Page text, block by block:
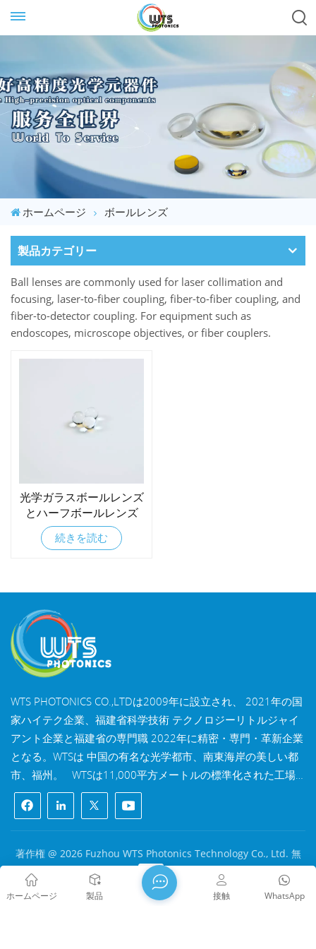
ホームページ ボールレンズ
製品カテゴリー
Ball lenses are commonly used for laser collimation and
focusing, laser-to-fiber coupling, fiber-to-fiber coupling, and
fiber-to-detector coupling. For equipment such as
endoscopes, microscope objectives, or fiber couplers.
光学ガラスボールレンズ
とハーフボールレンズ
続きを読む
WTS PHOTONICS CO.,LTDは2009年に設立され、 2021年の国
家ハイテク企業、福建省科学技術 テクノロジーリトルジャイ
アント企業と福建省の専門職 2022年に精密・専門・革新企業
となる。WTSは 中国の有名な光学都市、南東海岸の美しい都
市、福州。 WTSは11,000平方メートルの標準化された工場
棟を所有しており、 熟練した技術スタッフと完全な光学処理
システムを備え、 コーティングシステム、組立システム、品
質管理システム。WTSは 研究開発、設計、製造のワンストッ
プソリューションを顧客に提供します。 高精度光学部品、高
精度光学撮像レンズ、 および高出力レーザー部品。 WTSの製
品には以下が含まれます 光学窓、レンズ、円筒レンズ、フィ
ルター、ミラー、プリズム、 波長板、ビームスプリッター、
著作権 @ 2026 Fuzhou WTS Photonics Technology Co., Ltd. 無
断転載を禁じます .
ネットワークサポート
闽ICP备2024080551号
サイトマップ ブログ
/
プライバシーポリシー
ホームページ 製品 WhatsApp
接触